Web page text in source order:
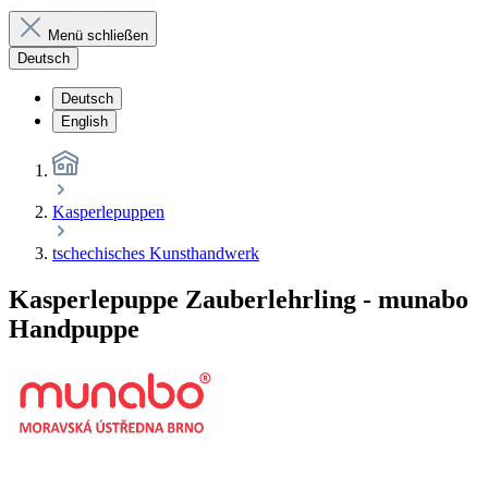
Menü schließen
Deutsch
Deutsch
English
Kasperlepuppen
tschechisches Kunsthandwerk
Kasperlepuppe Zauberlehrling - munabo
Handpuppe